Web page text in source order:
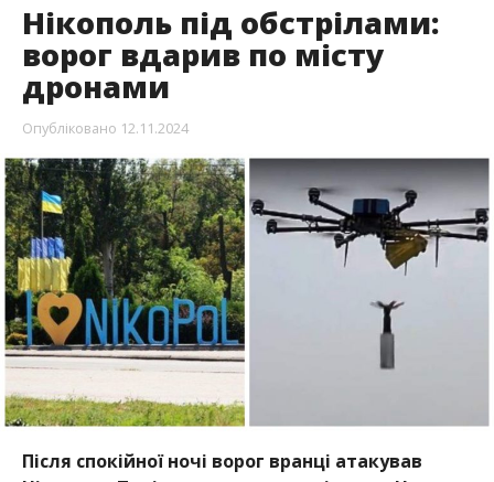
Нікополь під обстрілами:
ворог вдарив по місту
дронами
Опубліковано 12.11.2024
Після спокійної ночі ворог вранці атакував